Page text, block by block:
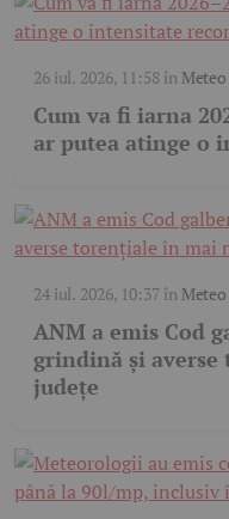
26 iul. 2026, 11:58în Meteo
Cum va fi iarna
ar putea atinge o
24 iul. 2026, 10:37în Meteo
ANM a emis Cod
grindină și
județe